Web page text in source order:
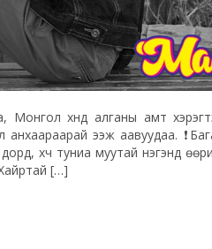
хүнд алганы амт
ээж аавуудаа.
дорд, хүч туниа муутай нэгэнд
[…]